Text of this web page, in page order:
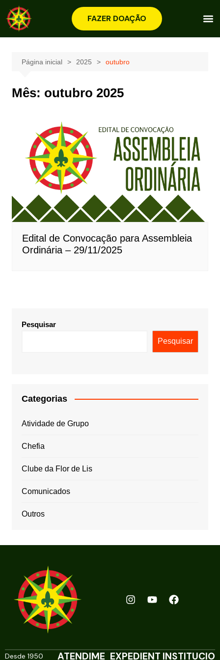
FAZER DOAÇÃO
Página inicial 2025 outubro
Mês: outubro 2025
Edital de Convocação para Assembleia
Ordinária – 29/11/2025
Pesquisar
Pesquisar
Categorias
Atividade de Grupo
Chefia
Clube da Flor de Lis
Comunicados
Outros
Desde 1950 ATENDIME EXPEDIENT INSTITUCIO